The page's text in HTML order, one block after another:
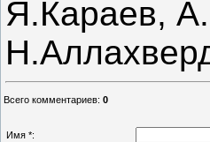
Я.Караев,
Всего комментариев: 0
Имя *: